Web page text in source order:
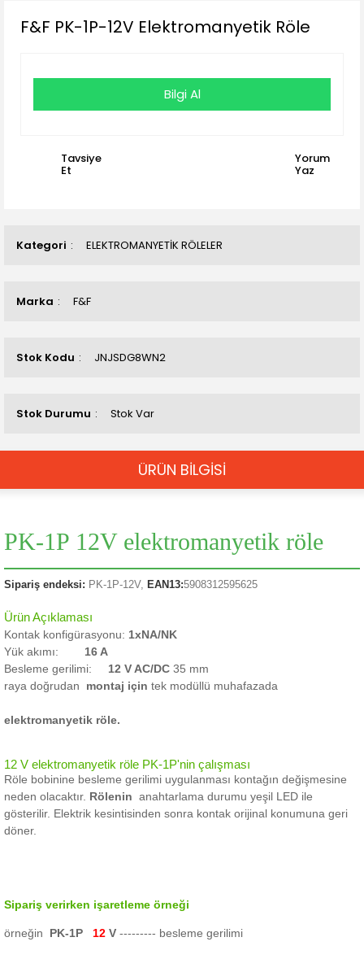
Kategori ELEKTROMANYETİK RÖLELER
Marka F&F
Stok Kodu JNJSDG8WN2
Stok Durumu Stok Var
F&F PK-1P-12V Elektromanyetik Röle
Bilgi Al
Tavsiye
Et
Yorum
Yaz
ÜRÜN BİLGİSİ
PK-1P 12V elektromanyetik röle
Sipariş endeksi: PK-1P-12V, EAN13:5908312595625
Ürün Açıklaması
Kontak konfigürasyonu: 1xNA/NK
Yük akımı: 16 A
Besleme gerilimi:
12 V AC/DC 35 mm
raya doğrudan montaj için tek modüllü muhafazada
elektromanyetik röle.
12 V elektromanyetik röle PK-1P'nin çalışması
Röle bobinine besleme gerilimi uygulanması kontağın değişmesine
neden olacaktır. Rölenin anahtarlama durumu yeşil LED ile
gösterilir. Elektrik kesintisinden sonra kontak orijinal konumuna geri
döner.
Sipariş verirken işaretleme örneği
örneğin PK-1P 12 V --------- besleme gerilimi